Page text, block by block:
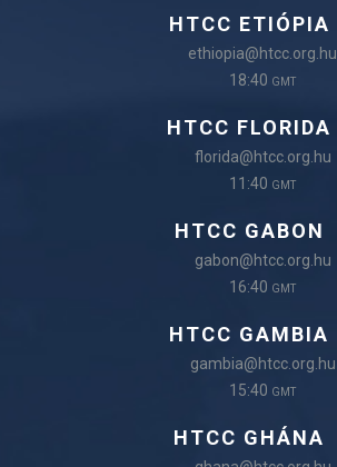
HTCC ETIÓPIA
ethiopia@htcc.org.hu
18:40 GMT
HTCC FLORIDA
florida@htcc.org.hu
11:40 GMT
HTCC GABON
gabon@htcc.org.hu
16:40 GMT
HTCC GAMBIA
gambia@htcc.org.hu
15:40 GMT
HTCC GHÁNA